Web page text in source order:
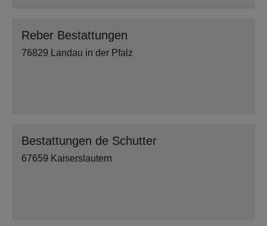
Reber Bestattungen
76829 Landau in der Pfalz
Bestattungen de Schutter
67659 Kaiserslautern